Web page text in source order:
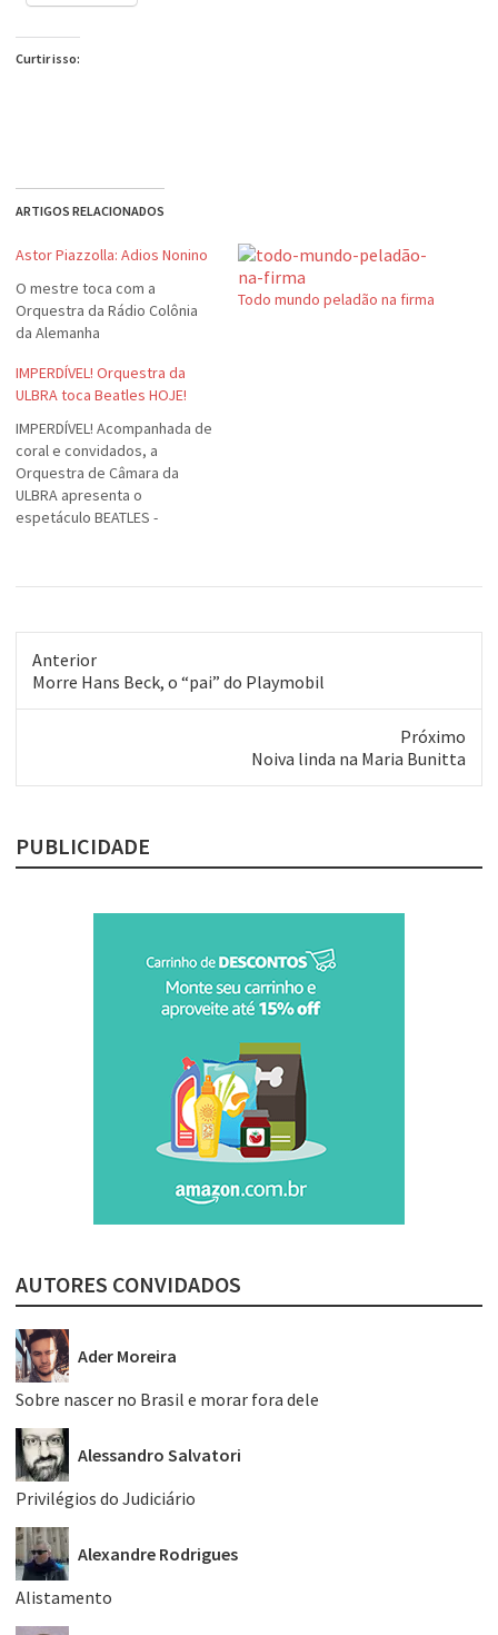
Curtir isso:
ARTIGOS RELACIONADOS
Astor Piazzolla: Adios Nonino
O mestre toca com a
Orquestra da Rádio Colônia
da Alemanha
Todo mundo peladão na firma
IMPERDÍVEL! Orquestra da
ULBRA toca Beatles HOJE!
IMPERDÍVEL! Acompanhada de
coral e convidados, a
Orquestra de Câmara da
ULBRA apresenta o
espetáculo BEATLES -
viagem no tempo,
inesquecíveis dos Beatles
para vários períodos da
história da música. Os hits do
quarteto de Liverpool
Anterior
Post
anterior:
Morre Hans Beck, o “pai” do Playmobil
Próximo
post:
Noiva linda na Maria Bunitta
PUBLICIDADE
AUTORES CONVIDADOS
Ader Moreira
Sobre nascer no Brasil e morar fora dele
Alessandro Salvatori
Privilégios do Judiciário
Alexandre Rodrigues
Alistamento